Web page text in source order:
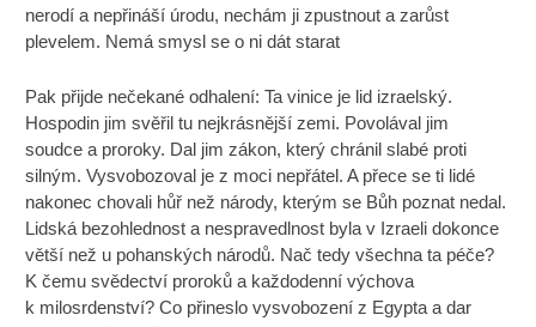
nerodí a nepřináší úrodu, nechám ji zpustnout a zarůst
plevelem. Nemá smysl se o ni dát starat
Pak přijde nečekané odhalení: Ta vinice je lid izraelský.
Hospodin jim svěřil tu nejkrásnější zemi. Povolával jim
soudce a proroky. Dal jim zákon, který chránil slabé proti
silným. Vysvobozoval je z moci nepřátel. A přece se ti lidé
nakonec chovali hůř než národy, kterým se Bůh poznat nedal.
Lidská bezohlednost a nespravedlnost byla v Izraeli dokonce
větší než u pohanských národů. Nač tedy všechna ta péče?
K čemu svědectví proroků a každodenní výchova
k milosrdenství? Co přineslo vysvobození z Egypta a dar